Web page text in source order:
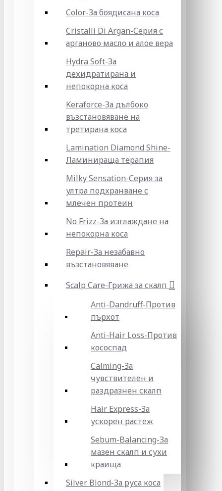
Color-За боядисана коса
Cristalli Di Argan-Серия с
арганово масло и алое вера
Hydra Soft-За
дехидратирана и
непокорна коса
Keraforce-За дълбоко
възстановяване на
третирана коса
Lamination Diamond Shine-
Ламинираща терапия
Milky Sensation-Серия за
ултра подхранване с
млечен протеин
No Frizz-За изглаждане на
непокорна коса
Repair-За незабавно
възстановяване
Scalp Care-Грижа за скалп
Anti-Dandruff-Против
пърхот
Anti-Hair Loss-Против
кососпад
Calming-За
чувствителен и
раздразнен скалп
Hair Express-За
ускорен растеж
Sebum-Balancing-За
мазен скалп и сухи
краища
Silver Blond-За руса коса